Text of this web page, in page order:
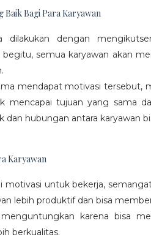
Baik Bagi Para Karyawan
dilakukan dengan
semua karyawan akan
mendapat motivasi
mencapai tujuan yang sama
dan hubungan antara karyawan
Karyawan
untuk bekerja,
lebih produktif dan bisa
karena bisa
berkualitas.